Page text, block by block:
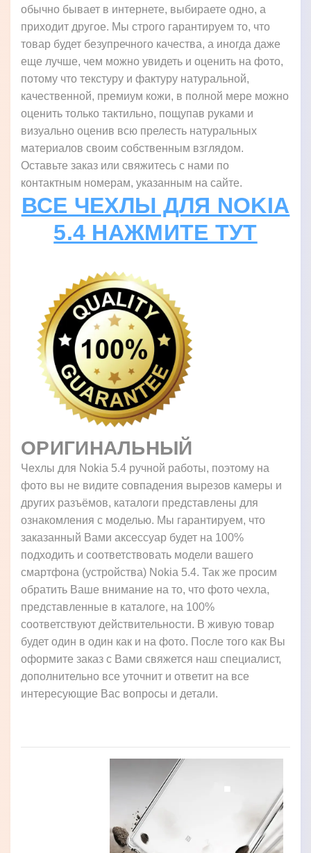
обычно бывает в интернете, выбираете одно, а
приходит другое. Мы строго гарантируем то, что
товар будет безупречного качества, а иногда даже
еще лучше, чем можно увидеть и оценить на фото,
потому что текстуру и фактуру натуральной,
качественной, премиум кожи, в полной мере можно
оценить только тактильно, пощупав руками и
визуально оценив всю прелесть натуральных
материалов своим собственным взглядом.
Оставьте заказ или свяжитесь с нами по
контактным номерам, указанным на сайте.
ВСЕ ЧЕХЛЫ ДЛЯ NOKIA
5.4 НАЖМИТЕ ТУТ
ОРИГИНАЛЬНЫЙ
Чехлы для Nokia 5.4 ручной работы, поэтому на
фото вы не видите совпадения вырезов камеры и
других разъёмов, каталоги представлены для
ознакомления с моделью. Мы гарантируем, что
заказанный Вами аксессуар будет на 100%
подходить и соответствовать модели вашего
смартфона (устройства) Nokia 5.4. Так же просим
обратить Ваше внимание на то, что фото чехла,
представленные в каталоге, на 100%
соответствуют действительности. В живую товар
будет один в один как и на фото. После того как Вы
оформите заказ с Вами свяжется наш специалист,
дополнительно все уточнит и ответит на все
интересующие Вас вопросы и детали.